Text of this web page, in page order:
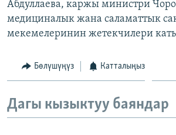
Абдуллаева, каржы министри
медициналык жана саламаттык
мекемелеринин жетекчилери
Бөлүшүңүз Катталыңыз
Дагы кызыктуу баяндар